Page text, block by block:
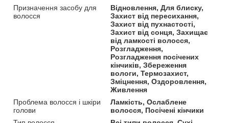
Призначення засобу для
волосся
Відновлення, Для блиску,
Захист від пересихання,
Захист від пухнастості,
Захист від сонця, Захищає
від ламкості волосся,
Розгладження,
Розгладження посічених
кінчиків, Збереження
вологи, Термозахист,
Зміцнення, Оздоровлення,
Живлення
Проблема волосся і шкіри
голови
Ламкість, Ослаблене
волосся, Посічені кінчики